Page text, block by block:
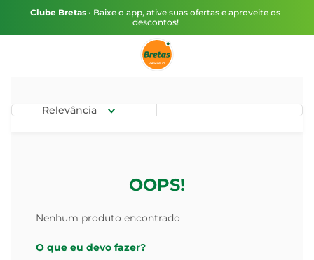
Clube Bretas • Baixe o app, ative suas ofertas e aproveite os
descontos!
Relevância
OOPS!
Nenhum produto encontrado
O que eu devo fazer?